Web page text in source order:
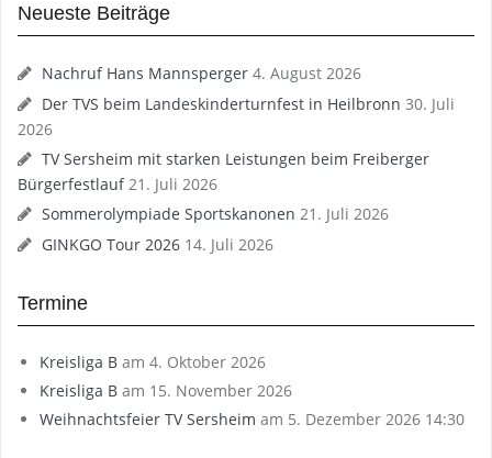
Neueste Beiträge
Nachruf Hans Mannsperger 4. August 2026
Der TVS beim Landeskinderturnfest in Heilbronn 30. Juli
2026
TV Sersheim mit starken Leistungen beim Freiberger
Bürgerfestlauf 21. Juli 2026
Sommerolympiade Sportskanonen 21. Juli 2026
GINKGO Tour 2026 14. Juli 2026
Termine
Kreisliga B am 4. Oktober 2026
Kreisliga B am 15. November 2026
Weihnachtsfeier TV Sersheim am 5. Dezember 2026 14:30